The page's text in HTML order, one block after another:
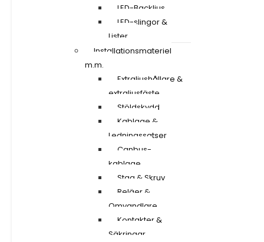
LED-Backljus
LED-slingor &
Lister
Installationsmateriel
m.m.
Extraljushållare &
extraljusfäste
Stöldskydd
Kablage &
Ledningssatser
Canbus-
kablage
Stag & Skruv
Reläer &
Omvandlare
Kontakter &
Säkringar